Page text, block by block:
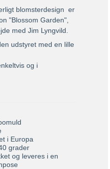
blomsterdesign er
"Blossom Garden",
med Jim Lyngvild.
udstyret med en lille
og i
i Europa
grader
og leveres i en